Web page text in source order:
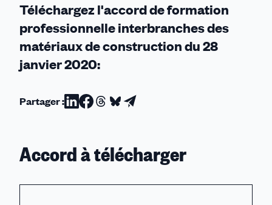
Téléchargez l'accord de formation
professionnelle interbranches des
matériaux de construction du 28
janvier 2020:
Partager :Partager
Linkedin
Partager
Facebook
Partager
Threads
Partager
Bluesky
Partager
email
Accord à télécharger